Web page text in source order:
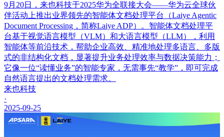
9月20日，来也科技于2025华为全联接大会——华为云全球伙
伴活动上推出业界领先的智能体文档处理平台（Laiye Agentic
Document Processing，简称Laiye ADP）。智能体文档处理平
台基于视觉语言模型（VLM）和大语言模型（LLM），利用
智能体等前沿技术，帮助企业高效、精准地处理多语言、多版
式的非结构化文档，显著提升业务处理效率与数据决策能力；
它像一位“读懂业务”的智能专家，无需事先“教学”，即可完成
自然语言提出的文档处理需求。
来也科技
·
2025-09-25